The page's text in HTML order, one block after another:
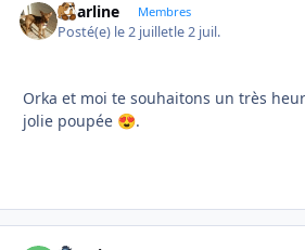
Charline Membres
Posté(e) le 2 juilletle 2 juil.
Orka et moi te souhaitons un très
jolie poupée 😍.